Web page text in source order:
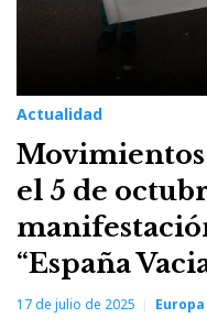
Actualidad
el 5 de
“España
17 de julio de 2025